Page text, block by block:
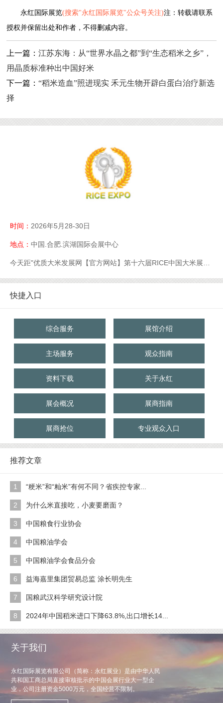
永红国际展览(搜索"永红国际展览"公众号关注)注：转载请联系
授权并保留出处和作者，不得删减内容。
上一篇：江苏东海：从“世界水晶之都”到“生态稻米之乡”，
用晶质标准种出中国好米
下一篇：“稻米造血”照进现实 禾元生物开辟白蛋白治疗新选
择
时间： 2026年5月28-30日
地点： 中国.合肥.滨湖国际会展中心
快捷入口
综合服务 展馆介绍
主场服务 观众指南
资料下载 关于永红
展会概况 展商指南
展商抢位 专业观众入口
推荐文章
1 “粳米”和“籼米”有何不同？省疾控专家...
2 为什么米直接吃，小麦要磨面？
3 中国粮食行业协会
4 中国粮油学会
5 中国粮油学会食品分会
6 益海嘉里集团贸易总监 涂长明先生
7 国粮武汉科学研究设计院
8 2024年中国稻米进口下降63.8%,出口增长14...
关于我们
永红国际展览有限公司（简称：永红展业）是由中华人民
共和国工商总局直接审核批示的中国会展行业大一型企
业，公司注册资金5000万元，全国经营不限制。